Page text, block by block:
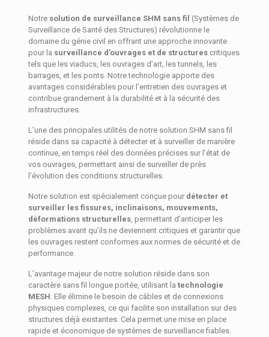
Notre solution de surveillance SHM sans fil (Systèmes de
Surveillance de Santé des Structures) révolutionne le
domaine du génie civil en offrant une approche innovante
pour la surveillance d’ouvrages et de structurescritiques
tels que les viaducs, les ouvrages d’art, les tunnels, les
barrages, et les ponts. Notre technologie apporte des
avantages considérables pour l’entretien des ouvrages et
contribue grandement à la durabilité et à la sécurité des
infrastructures.
L’une des principales utilités de notre solution SHM sans fil
réside dans sa capacité à détecter et à surveiller de manière
continue, en temps réel des données précises sur l’état de
vos ouvrages, permettant ainsi de surveiller de près
l’évolution des conditions structurelles.
Notre solution est spécialement conçue pour détecter et
surveiller les fissures, inclinaisons, mouvements,
déformations structurelles, permettant d’anticiper les
problèmes avant qu’ils ne deviennent critiques et garantir que
les ouvrages restent conformes aux normes de sécurité et de
performance.
L’avantage majeur de notre solution réside dans son
caractère sans fil longue portée, utilisant la technologie
MESH . Elle élimine le besoin de câbles et de connexions
physiques complexes, ce qui facilite son installation sur des
structures déjà existantes. Cela permet une mise en place
rapide et économique de systèmes de surveillance fiables.